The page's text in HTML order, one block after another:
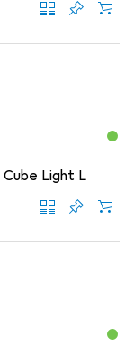
Cube Light L